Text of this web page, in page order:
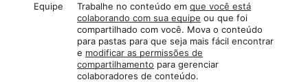
Equipe
Trabalhe no conteúdo emque você está
colaborando com sua equipe ou que foi
compartilhado com você. Mova o conteúdo
para pastas para que seja mais fácil encontrar
e modificar as permissões de
compartilhamento para gerenciar
colaboradores de conteúdo.